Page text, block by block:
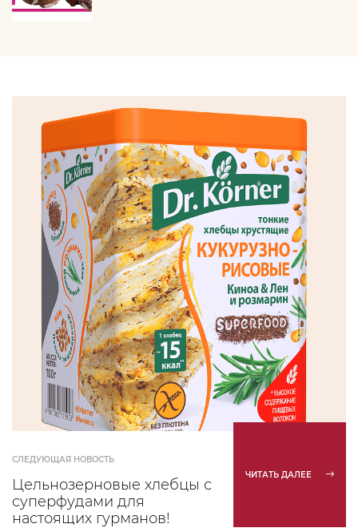
СЛЕДУЮЩАЯ НОВОСТЬ
Цельнозерновые хлебцы с
суперфудами для
настоящих гурманов!
ЧИТАТЬ ДАЛЕЕ